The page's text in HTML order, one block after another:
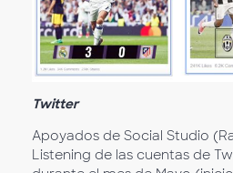
Twitter
Apoyados de Social Studio
Listening de las cuentas de